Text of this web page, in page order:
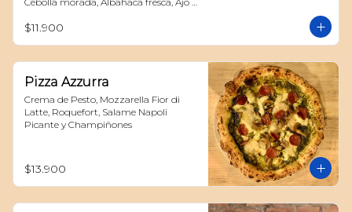
$11.900
Pizza Azzurra
Crema de Pesto, Mozzarella Fior di
Latte, Roquefort, Salame Napoli
Picante y Champiñones
$13.900